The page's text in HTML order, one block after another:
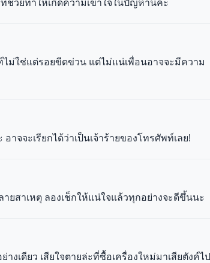
ช่วยทำให้เกิดความเข้าใจในปัญหานี้ค่ะ
ม่ใช่แต่รอยขีดข่วน แต่ไม่แน่เพื่อนอาจจะมีความ
จจะเรียกได้ว่าเป็นเจ้าร้ายของโทรศัพท์เลย!
สาเหตุ ลองเช็กให้แน่ใจแล้วทุกอย่างจะดีขึ้นนะ
งเดียว เสียใจตายล่ะที่ซื้อเครื่องใหม่มาเสียตังค์ไป